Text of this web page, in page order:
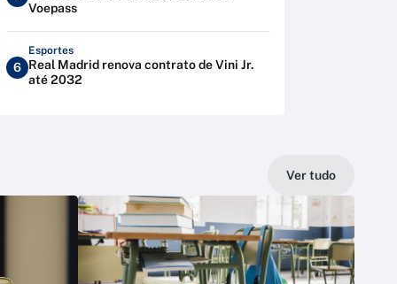
Voepass
6
Esportes
Real Madrid renova contrato de Vini Jr.
até 2032
Ver tudo